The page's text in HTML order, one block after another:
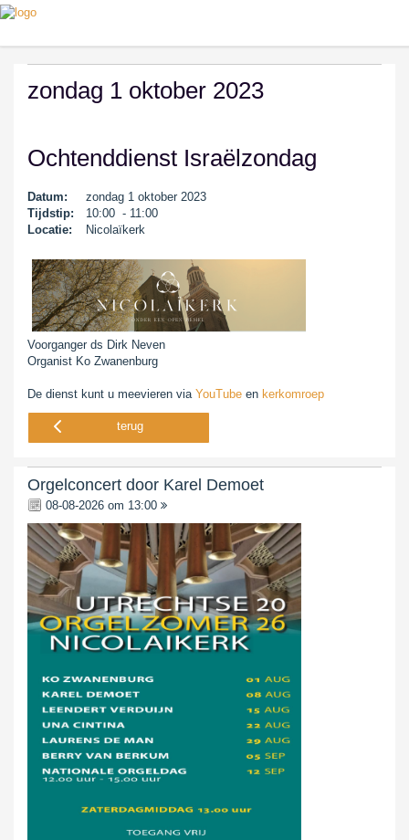
zondag 1 oktober 2023
Ochtenddienst Israëlzondag
Datum:
zondag 1 oktober 2023
Tijdstip:
10:00 - 11:00
Locatie:
Nicolaïkerk
Voorganger ds Dirk Neven
Organist Ko Zwanenburg
De dienst kunt u meevieren via YouTube en kerkomroep
terug
Orgelconcert door Karel Demoet
08-08-2026 om 13:00